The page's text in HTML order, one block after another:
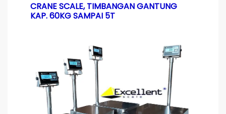
CRANE SCALE, TIMBANGAN GANTUNG
KAP. 60KG SAMPAI 5T